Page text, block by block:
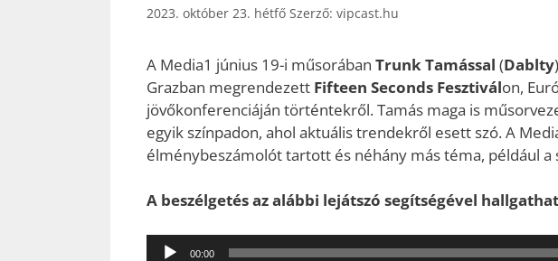
2023. október 23. hétfő Szerző: vipcast.hu
A Media1 június 19-i műsorában Trunk Tamással (Dablty
Grazban megrendezett Fifteen Seconds Fesztiválon,
jövőkonferenciáján történtekről. Tamás maga is
egyik színpadon, ahol aktuális trendekről esett szó. A
élménybeszámolót tartott és néhány más téma, például a
A beszélgetés az alábbi lejátszó segítségével
Audió
00:00